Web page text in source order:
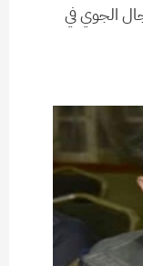
الجوي في